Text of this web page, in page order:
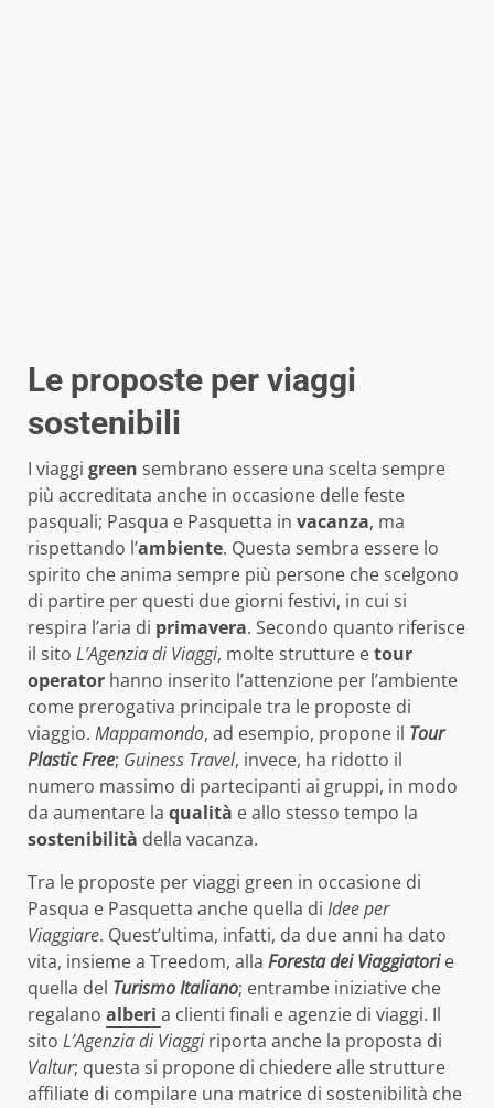
Le proposte per viaggi
sostenibili
I viaggi green sembrano essere una scelta sempre
più accreditata anche in occasione delle feste
pasquali; Pasqua e Pasquetta in vacanza, ma
rispettando l’ambiente. Questa sembra essere lo
spirito che anima sempre più persone che scelgono
di partire per questi due giorni festivi, in cui si
respira l’aria di primavera. Secondo quanto riferisce
il sito L’Agenzia di Viaggi, molte strutture etour
operator hanno inserito l’attenzione per l’ambiente
come prerogativa principale tra le proposte di
viaggio. Mappamondo, ad esempio, propone il Tour
Plastic Free; Guiness Travel, invece, ha ridotto il
numero massimo di partecipanti ai gruppi, in modo
da aumentare la qualità e allo stesso tempo la
sostenibilità della vacanza.
Tra le proposte per viaggi green in occasione di
Pasqua e Pasquetta anche quella di Idee per
Viaggiare. Quest’ultima, infatti, da due anni ha dato
vita, insieme a Treedom, alla Foresta dei Viaggiatorie
quella del Turismo Italiano; entrambe iniziative che
regalano alberi a clienti finali e agenzie di viaggi. Il
sito L’Agenzia di Viaggi riporta anche la proposta di
Valtur; questa si propone di chiedere alle strutture
affiliate di compilare una matrice di sostenibilità che